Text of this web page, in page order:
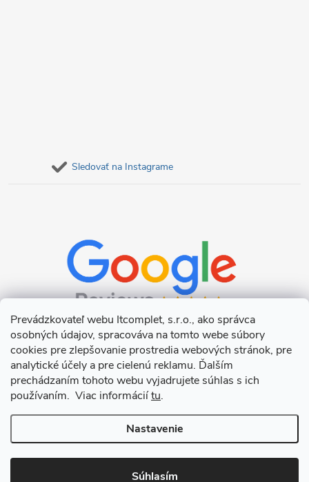
Prevádzkovateľ webu Itcomplet, s.r.o., ako správca
osobných údajov, spracováva na tomto webe súbory
cookies pre zlepšovanie prostredia webových stránok, pre
analytické účely a pre cielenú reklamu. Ďalším
prechádzaním tohoto webu vyjadrujete súhlas s ich
používaním. Viac informáciítu.
Nastavenie
Súhlasím
Sledovať na Instagrame
Copyright 2026Itcomplet s.r.o.. Všetky práva vyhradené.Upraviť
nastavenie cookies